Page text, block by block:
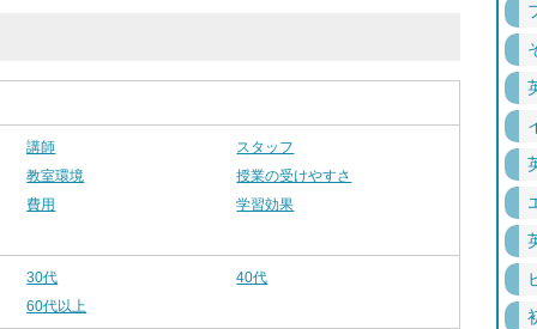
講師
スタッフ
教室環境
授業の受けやすさ
費用
学習効果
30代
40代
60代以上